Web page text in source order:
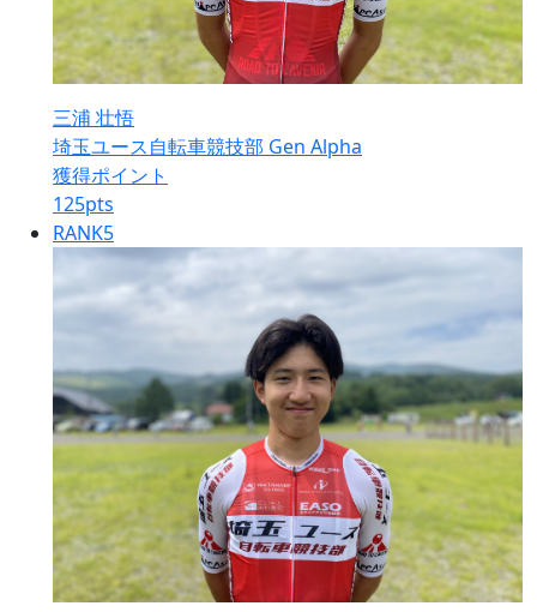
三浦 壮悟
埼玉ユース自転車競技部 Gen Alpha
獲得ポイント
125pts
RANK5